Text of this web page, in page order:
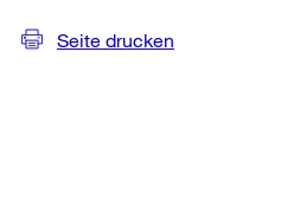
Seite drucken